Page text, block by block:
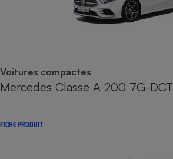
Voitures compactes
Mercedes Classe A 200 7G-DCT
FICHE PRODUIT